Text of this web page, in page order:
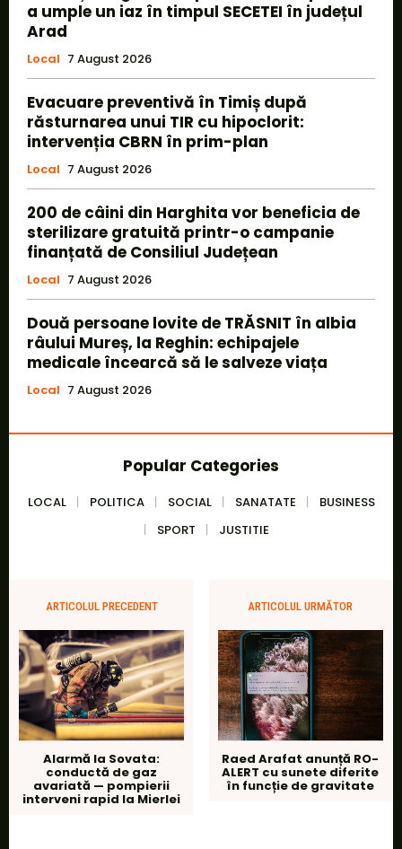
a umple un iaz în timpul SECETEI în județul
Arad
Local 7 August 2026
Evacuare preventivă în Timiș după
răsturnarea unui TIR cu hipoclorit:
intervenția CBRN în prim-plan
Local 7 August 2026
200 de câini din Harghita vor beneficia de
sterilizare gratuită printr-o campanie
finanțată de Consiliul Județean
Local 7 August 2026
Două persoane lovite de TRĂSNIT în albia
râului Mureș, la Reghin: echipajele
medicale încearcă să le salveze viața
Local 7 August 2026
Popular Categories
LOCAL POLITICA SOCIAL SANATATE
BUSINESS
SPORT
JUSTITIE
ARTICOLUL PRECEDENT
Alarmă la Sovata:
conductă de gaz
avariată — pompierii
interveni rapid la Mierlei
ARTICOLUL URMĂTOR
Raed Arafat anunță RO-
ALERT cu sunete diferite
în funcție de gravitate